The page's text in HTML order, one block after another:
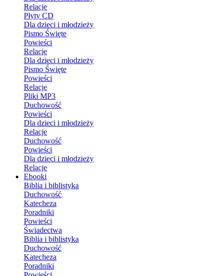
Relacje
Płyty CD
Dla dzieci i młodzieży
Pismo Święte
Powieści
Relacje
Dla dzieci i młodzieży
Pismo Święte
Powieści
Relacje
Pliki MP3
Duchowość
Powieści
Dla dzieci i młodzieży
Relacje
Duchowość
Powieści
Dla dzieci i młodzieży
Relacje
Ebooki
Biblia i biblistyka
Duchowość
Katecheza
Poradniki
Powieści
Świadectwa
Biblia i biblistyka
Duchowość
Katecheza
Poradniki